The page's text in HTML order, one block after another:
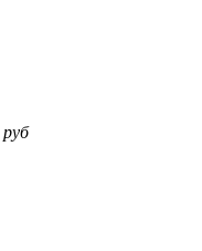
руб